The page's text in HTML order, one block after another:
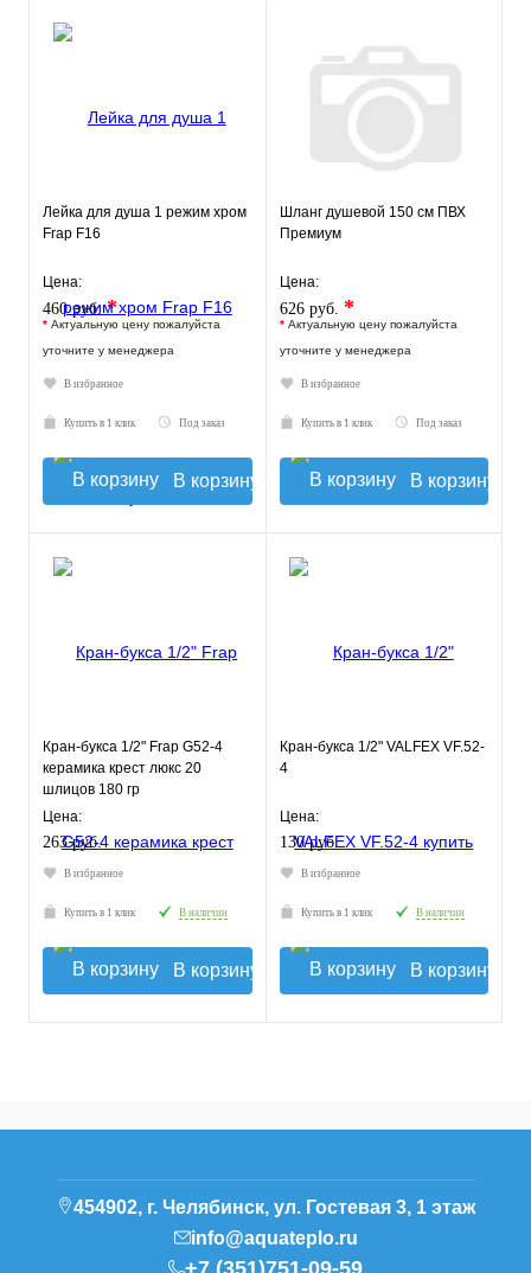
Лейка для душа 1 режим хром
Frap F16
Цена:
460 руб.*
* Актуальную цену пожалуйста
уточните у менеджера
В избранное
Купить в 1 клик Под заказ
В корзину
Шланг душевой 150 см ПВХ
Премиум
Цена:
626 руб. *
* Актуальную цену пожалуйста
уточните у менеджера
В избранное
Купить в 1 клик Под заказ
В корзину
Кран-букса 1/2" Frap G52-4
керамика крест люкс 20
шлицов 180 гр
Цена:
263 руб.
В избранное
Купить в 1 клик В наличии
В корзину
Кран-букса 1/2" VALFEX VF.52-
4
Цена:
130 руб.
В избранное
Купить в 1 клик В наличии
В корзину
454902, г. Челябинск, ул. Гостевая 3, 1 этаж
info@aquateplo.ru
+7 (351)751-09-59